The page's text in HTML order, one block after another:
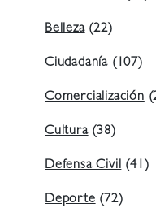
Belleza(22)
Ciudadanía (107)
Comercialización
Cultura(38)
Defensa Civil(41)
Deporte(72)